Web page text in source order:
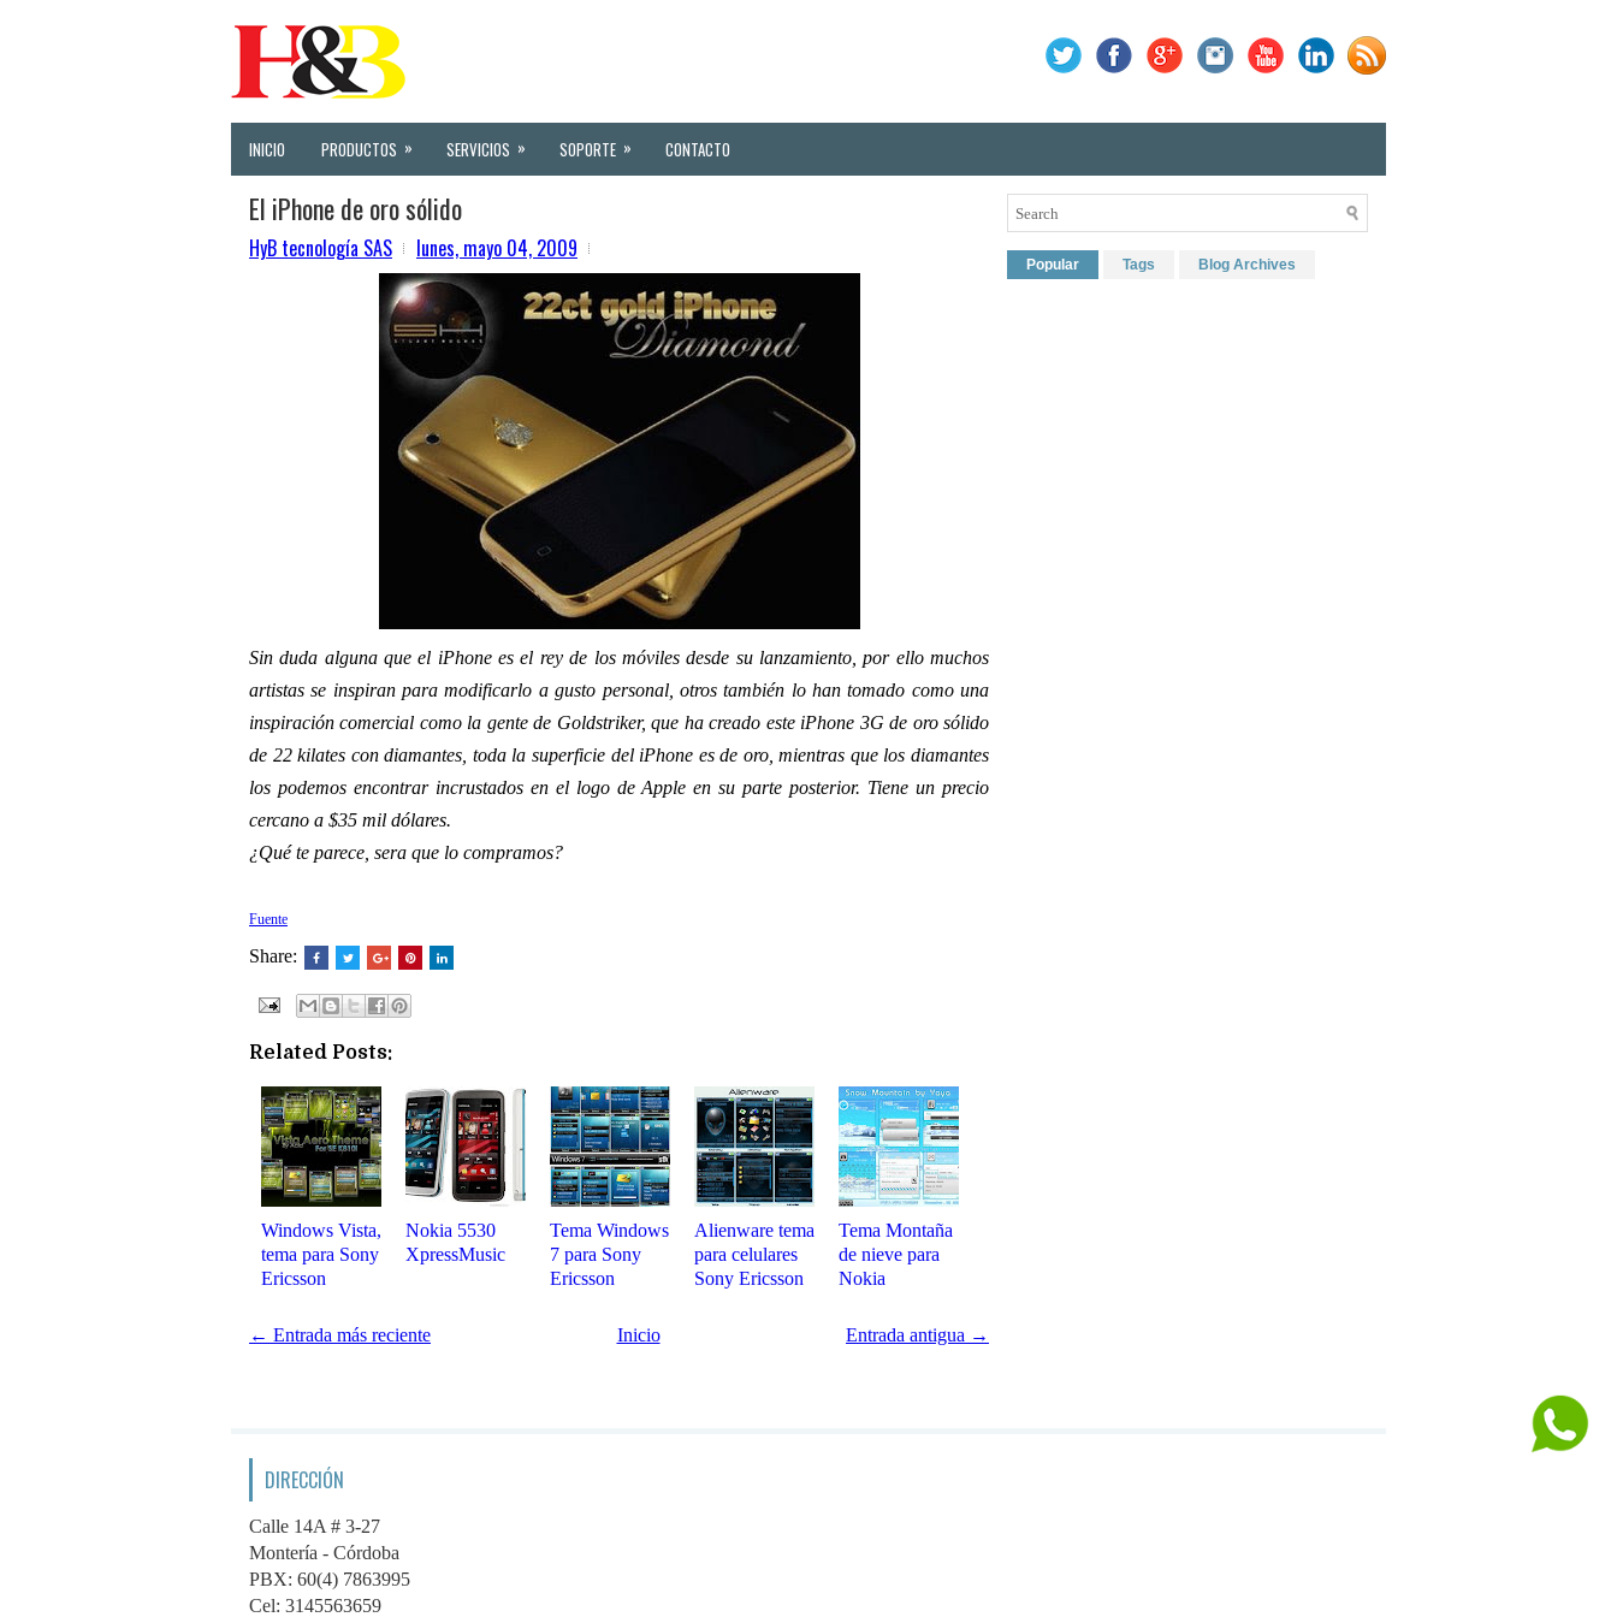
INICIO PRODUCTOS » SERVICIOS » SOPORTE » CONTACTO
El iPhone de oro sólido
HyB tecnología SAS lunes, mayo 04, 2009
Sin duda alguna que el iPhone es el rey de los móviles desde su lanzamiento, por ello muchos
artistas se inspiran para modificarlo a gusto personal, otros también lo han tomado como una
inspiración comercial como la gente de Goldstriker, que ha creado este iPhone 3G de oro sólido
de 22 kilates con diamantes, toda la superficie del iPhone es de oro, mientras que los diamantes
los podemos encontrar incrustados en el logo de Apple en su parte posterior. Tiene un precio
cercano a $35 mil dólares.
¿Qué te parece, sera que lo compramos?
Fuente
Share:
Related Posts:
Windows Vista,
tema para Sony
Ericsson
Nokia 5530
XpressMusic
Tema Windows
7 para Sony
Ericsson
Alienware tema
para celulares
Sony Ericsson
Tema Montaña
de nieve para
Nokia
← Entrada más reciente Entrada antigua →
Inicio
Popular Tags Blog Archives
DIRECCIÓN
Calle 14A # 3-27
Montería - Córdoba
PBX: 60(4) 7863995
Cel: 3145563659